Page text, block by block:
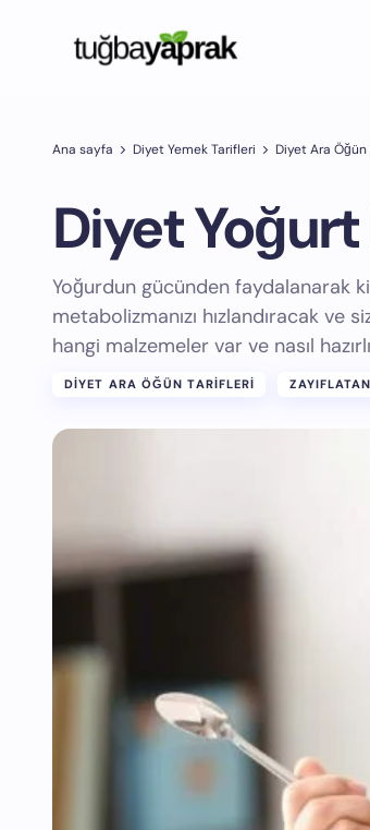
Ana sayfa Diyet Yemek Tarifleri Diyet Ara Öğün
Diyet
Yoğurdun gücünden faydalanarak
metabolizmanızı hızlandıracak ve
hangi malzemeler var ve nasıl
DIYET ARA ÖĞÜN TARIFLERI